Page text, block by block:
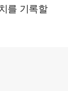
를 기록할